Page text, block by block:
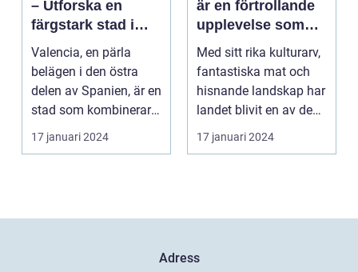
– Utforska en
färgstark stad i
Spanien
Valencia, en pärla
belägen i den östra
delen av Spanien, är en
stad som kombinerar
kustens skönhet m...
17 januari 2024
är en förtrollande
upplevelse som
lockar besökare
från hela världen
Med sitt rika kulturarv,
fantastiska mat och
hisnande landskap har
landet blivit en av de
populärast...
17 januari 2024
Adress